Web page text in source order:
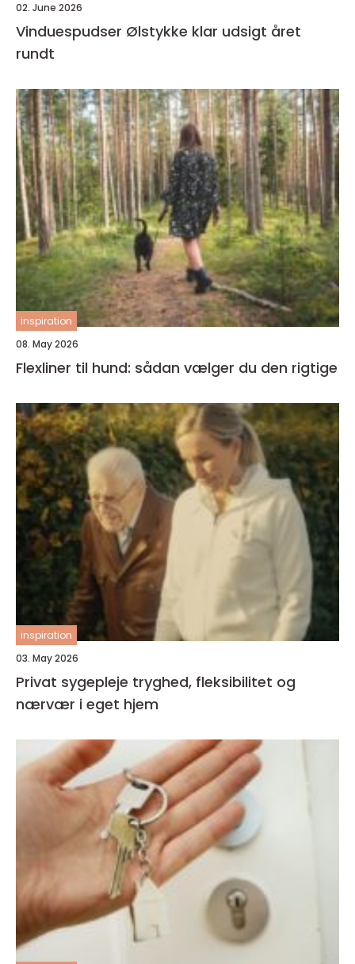
02. June 2026
Vinduespudser Ølstykke klar udsigt året
rundt
inspiration
08. May 2026
Flexliner til hund: sådan vælger du den rigtige
inspiration
03. May 2026
Privat sygepleje tryghed, fleksibilitet og
nærvær i eget hjem